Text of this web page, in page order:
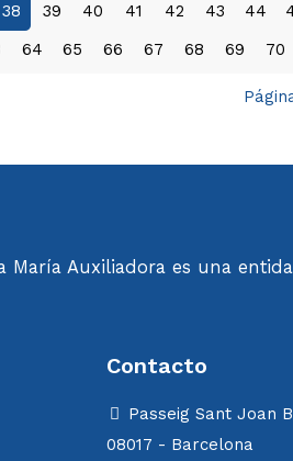
38 39 40 41 42 43 44
64 65 66 67 68 69 70
María Auxiliadora es una
Contacto
Passeig Sant Joan
08017 - Barcelona